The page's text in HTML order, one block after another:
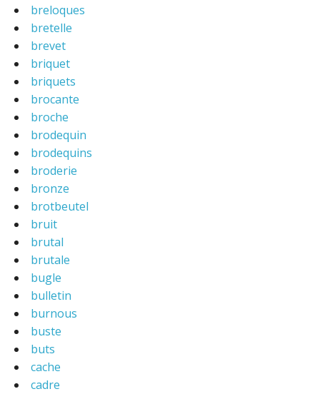
breloques
bretelle
brevet
briquet
briquets
brocante
broche
brodequin
brodequins
broderie
bronze
brotbeutel
bruit
brutal
brutale
bugle
bulletin
burnous
buste
buts
cache
cadre